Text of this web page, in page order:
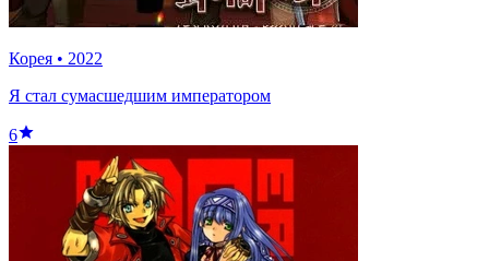
Корея • 2022
Я стал сумасшедшим императором
6